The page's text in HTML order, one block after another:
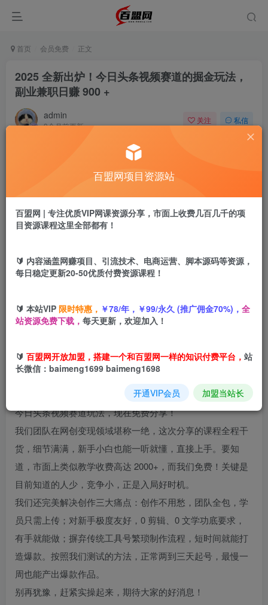
首页 会员免费 正文
2025 全新出炉！今日头条视频赛道的掘金玩法，
副业兼职日赚 900 +
admin
9个月前更新
关注 私信
盟币 9.9
立即购买
想知道 2025 年在头条如何轻松日入 800 + 吗？今天给大家
揭秘一个我们团队内部正在实操的暴利项目 —— 全新升级的
今日头条视频赛道玩法，现在免费分享！​
我们团队在网创变现领域堪称一绝，这次分享的课程全程干
货，细节满满，新手小白也能一听就懂，直接上手。要知
道，市面上类似教学收费高达 2000+，而我们免费！关键是
目前知道的人少，竞争小，正是入局好时机。​
我们还完美解决创作三大痛点：创作不用愁，团队全包，学
员只需上传；对新手极度友好，0 剪辑、0 文学功底要求，
有手就能做；摒弃传统工具号繁琐制作流程，短时间就能打
造爆款。按照我们测试的方法，正常两到三天起号，最慢一
周也能产出爆款作品。​
别再犹豫，赶紧实操起来，期待大家的好消息！
百盟网项目资源站
百盟网 | 专注优质VIP网课资源分享，市面上收费几百几千的项
目资源课程这里全部都有！
🔰 内容涵盖网赚项目、引流技术、电商运营、脚本源码等资源，
每日稳定更新20-50优质付费资源课程！
🔰 本站VIP 限时特惠， ￥78/年，￥99/永久 (推广佣金70%)， 全
站资源免费下载， 每天更新，欢迎加入！
🔰 百盟网开放加盟，搭建一个和百盟网一样的知识付费平台， 站
长微信：baimeng1699 baimeng1698
开通VIP会员 加盟当站长